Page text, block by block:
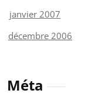
janvier 2007
décembre 2006
Méta